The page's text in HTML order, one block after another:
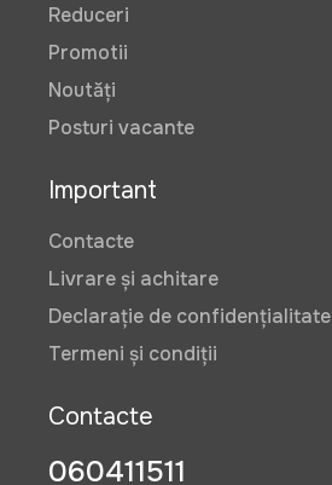
Reduceri
Promotii
Noutăți
Posturi vacante
Important
Contacte
Livrare și achitare
Declarație de confidențialitate
Termeni și condiții
Contacte
060411511